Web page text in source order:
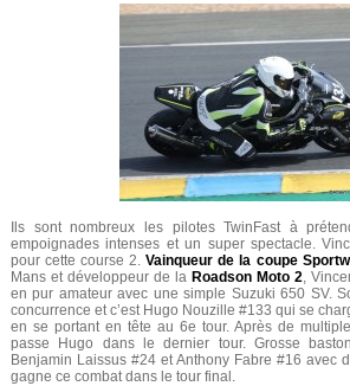
Ils sont nombreux les pilotes TwinFast à
empoignades intenses et un super spectacle.
pour cette course 2.Vainqueur de la coupe
Mans et développeur de la Roadson Moto 2,
en pur amateur avec une simple Suzuki 650 SV.
concurrence et c’est Hugo Nouzille #133 qui se
en se portant en tête au 6e tour. Après de
passe Hugo dans le dernier tour. Grosse
Benjamin Laissus #24 et Anthony Fabre #16 avec
gagne ce combat dans le tour final.